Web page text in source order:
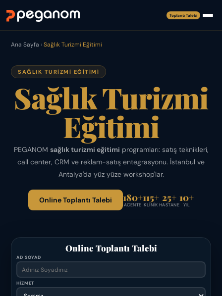
Toplantı Talebi
Ana Sayfa › Sağlık Turizmi Eğitimi
SAĞLIK TURIZMI EĞITIMI
Sağlık Turizmi
Eğitimi
PEGANOM sağlık turizmi eğitimi programları: satış teknikleri,
call center, CRM ve reklam-satış entegrasyonu. İstanbul ve
Antalya'da yüz yüze workshop'lar.
Online Toplantı Talebi 180+
ACENTE
115+
KLINIK
25+
HASTANE
10+
YIL
Online Toplantı Talebi
AD SOYAD
HİZMET